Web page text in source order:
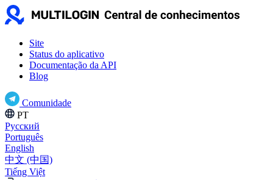
Site
Status do aplicativo
Documentação da API
Blog
Comunidade
PT
Русский
Português
English
中文 (中国)
Tiếng Việt